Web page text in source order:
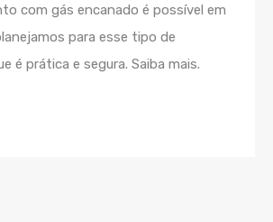
com gás encanado é possível em
para esse tipo de
é prática e segura. Saiba mais.